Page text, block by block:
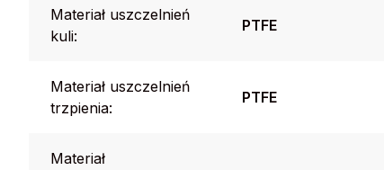
Materiał uszczelnień
kuli:
PTFE
Materiał uszczelnień
trzpienia:
PTFE
Materiał